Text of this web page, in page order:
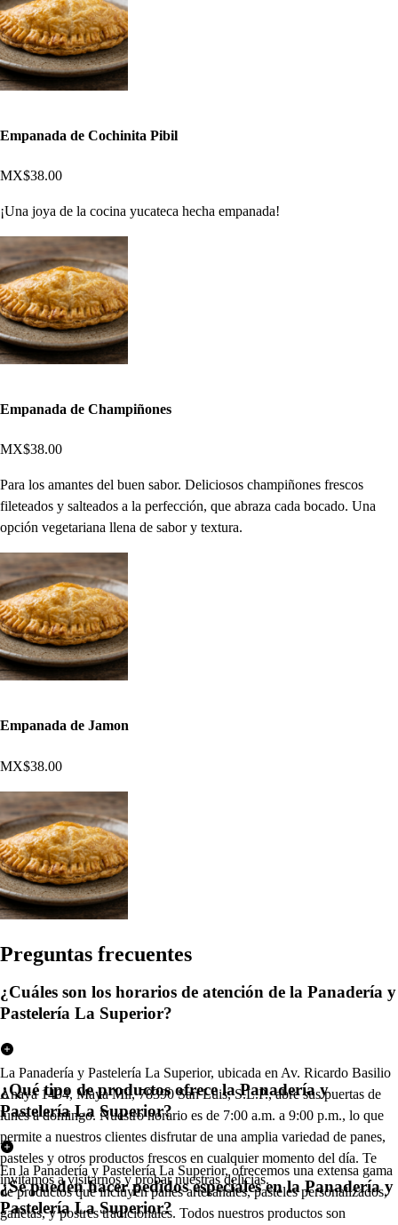
Empanada de Cochinita Pibil
MX$38.00
¡Una joya de la cocina yucateca hecha empanada!
Empanada de Champiñones
MX$38.00
Para los amantes del buen sabor. Deliciosos champiñones frescos
fileteados y salteados a la perfección, que abraza cada bocado. Una
opción vegetariana llena de sabor y textura.
Empanada de Jamon
MX$38.00
Preguntas frecuentes
¿Cuáles son los horarios de atención de la Panadería y
Pastelería La Superior?
La Panadería y Pastelería La Superior, ubicada en Av. Ricardo Basilio
Anaya 1404, Maya Mil, 78390 San Luis, S.L.P., abre sus puertas de
lunes a domingo. Nuestro horario es de 7:00 a.m. a 9:00 p.m., lo que
permite a nuestros clientes disfrutar de una amplia variedad de panes,
pasteles y otros productos frescos en cualquier momento del día. Te
invitamos a visitarnos y probar nuestras delicias.
¿Qué tipo de productos ofrece la Panadería y
Pastelería La Superior?
En la Panadería y Pastelería La Superior, ofrecemos una extensa gama
de productos que incluyen panes artesanales, pasteles personalizados,
galletas, y postres tradicionales. Todos nuestros productos son
¿Se pueden hacer pedidos especiales en la Panadería y
Pastelería La Superior?